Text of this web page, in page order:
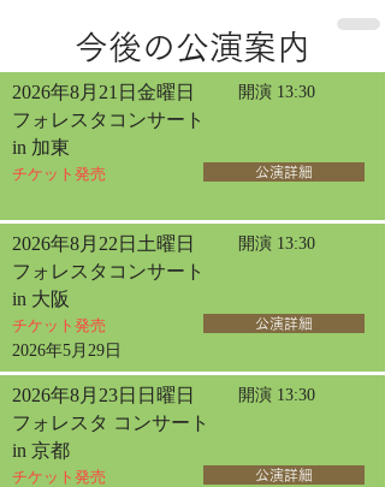
今後の公演案内
2026年8月21日金曜日 開演 13:30
フォレスタコンサート
in 加東
チケット発売 公演詳細
2026年8月22日土曜日 開演 13:30
フォレスタコンサート
in 大阪
チケット発売
2026年5月29日
公演詳細
2026年8月23日日曜日 開演 13:30
フォレスタ コンサート
in 京都
チケット発売
公演詳細